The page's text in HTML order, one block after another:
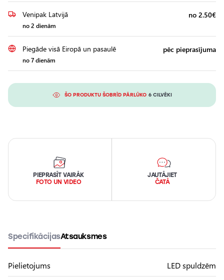
Venipak Latvijā
no 2 dienām
no 2.50€
Piegāde visā Eiropā un pasaulē
no 7 dienām
pēc pieprasījuma
ŠO PRODUKTU ŠOBRĪD PĀRLŪKO 6 CILVĒKI
PIEPRASĪT VAIRĀK
FOTO UN VIDEO
JAUTĀJIET
ČATĀ
SpecifikācijasAtsauksmes
Pielietojums
LED spuldzēm